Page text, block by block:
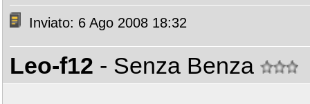
Inviato: 6 Ago 2008 18:32
Leo-f12 - Senza Benza